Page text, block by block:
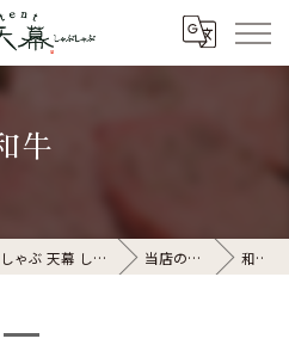
牛
大阪府天満橋の焼肉なら焼きしゃぶ 天幕 しゃぶしゃぶ 当店の特徴 和牛